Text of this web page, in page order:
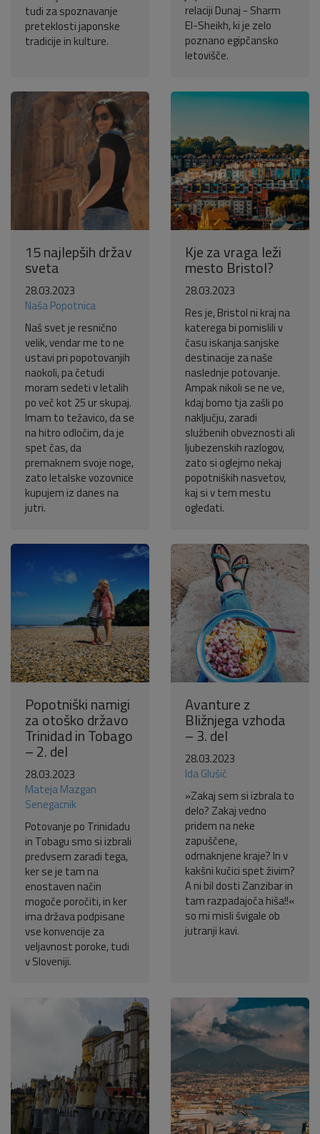
tudi za spoznavanje
preteklosti japonske
tradicije in kulture.
relaciji Dunaj - Sharm
El-Sheikh, ki je zelo
poznano egipčansko
letovišče.
15 najlepših držav
sveta
28.03.2023
Naša Popotnica
Naš svet je resnično
velik, vendar me to ne
ustavi pri popotovanjih
naokoli, pa četudi
moram sedeti v letalih
po več kot 25 ur skupaj.
Imam to težavico, da se
na hitro odločim, da je
spet čas, da
premaknem svoje noge,
zato letalske vozovnice
kupujem iz danes na
jutri.
Kje za vraga leži
mesto Bristol?
28.03.2023
Res je, Bristol ni kraj na
katerega bi pomislili v
času iskanja sanjske
destinacije za naše
naslednje potovanje.
Ampak nikoli se ne ve,
kdaj bomo tja zašli po
naključju, zaradi
službenih obveznosti ali
ljubezenskih razlogov,
zato si oglejmo nekaj
popotniških nasvetov,
kaj si v tem mestu
ogledati.
Popotniški namigi
za otoško državo
Trinidad in Tobago
– 2. del
28.03.2023
Mateja Mazgan
Senegacnik
Potovanje po Trinidadu
in Tobagu smo si izbrali
predvsem zaradi tega,
ker se je tam na
enostaven način
mogoče poročiti, in ker
ima država podpisane
vse konvencije za
veljavnost poroke, tudi
v Sloveniji.
Avanture z
Bližnjega vzhoda
– 3. del
28.03.2023
Ida Glušič
»Zakaj sem si izbrala to
delo? Zakaj vedno
pridem na neke
zapuščene,
odmaknjene kraje? In v
kakšni kučici spet živim?
A ni bil dosti Zanzibar in
tam razpadajoča hiša!!«
so mi misli švigale ob
jutranji kavi.